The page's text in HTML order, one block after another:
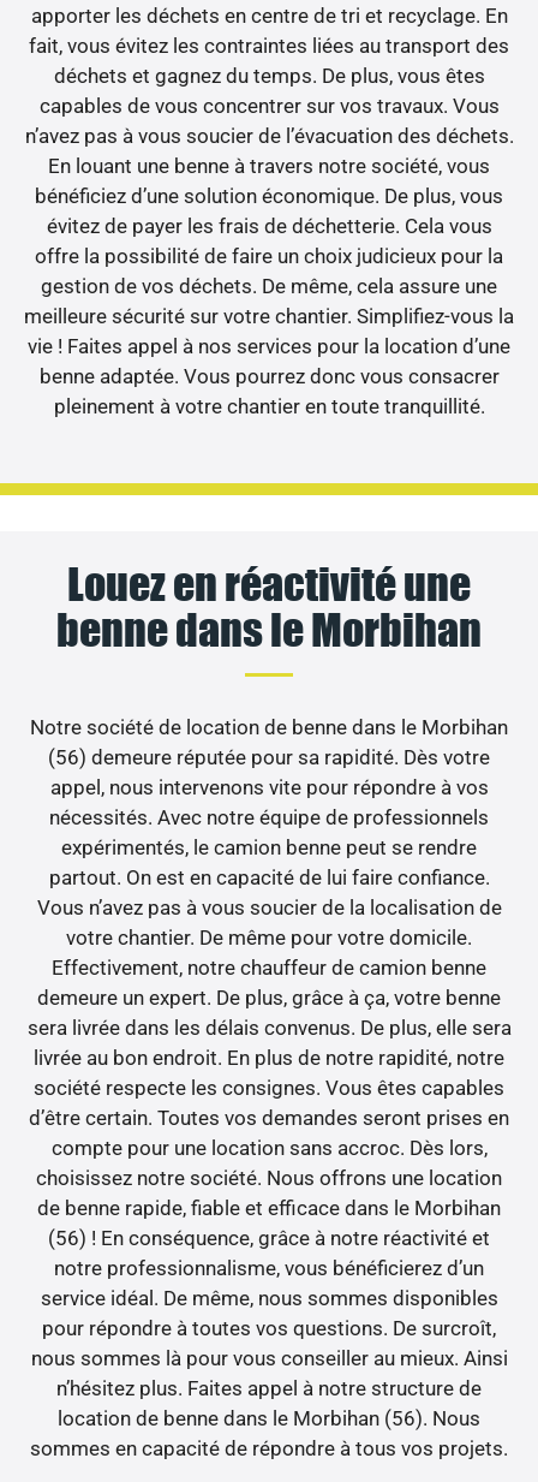
apporter les déchets en centre de tri et recyclage. En
fait, vous évitez les contraintes liées au transport des
déchets et gagnez du temps. De plus, vous êtes
capables de vous concentrer sur vos travaux. Vous
n’avez pas à vous soucier de l’évacuation des déchets.
En louant une benne à travers notre société, vous
bénéficiez d’une solution économique. De plus, vous
évitez de payer les frais de déchetterie. Cela vous
offre la possibilité de faire un choix judicieux pour la
gestion de vos déchets. De même, cela assure une
meilleure sécurité sur votre chantier. Simplifiez-vous la
vie ! Faites appel à nos services pour la location d’une
benne adaptée. Vous pourrez donc vous consacrer
pleinement à votre chantier en toute tranquillité.
Louez en réactivité une
benne dans le Morbihan
Notre société de location de benne dans le Morbihan
(56) demeure réputée pour sa rapidité. Dès votre
appel, nous intervenons vite pour répondre à vos
nécessités. Avec notre équipe de professionnels
expérimentés, le camion benne peut se rendre
partout. On est en capacité de lui faire confiance.
Vous n’avez pas à vous soucier de la localisation de
votre chantier. De même pour votre domicile.
Effectivement, notre chauffeur de camion benne
demeure un expert. De plus, grâce à ça, votre benne
sera livrée dans les délais convenus. De plus, elle sera
livrée au bon endroit. En plus de notre rapidité, notre
société respecte les consignes. Vous êtes capables
d’être certain. Toutes vos demandes seront prises en
compte pour une location sans accroc. Dès lors,
choisissez notre société. Nous offrons une location
de benne rapide, fiable et efficace dans le Morbihan
(56) ! En conséquence, grâce à notre réactivité et
notre professionnalisme, vous bénéficierez d’un
service idéal. De même, nous sommes disponibles
pour répondre à toutes vos questions. De surcroît,
nous sommes là pour vous conseiller au mieux. Ainsi
n’hésitez plus. Faites appel à notre structure de
location de benne dans le Morbihan (56). Nous
sommes en capacité de répondre à tous vos projets.